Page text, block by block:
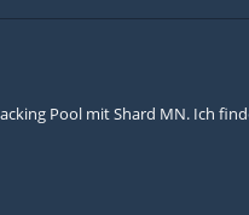
Pool mit Shard MN. Ich